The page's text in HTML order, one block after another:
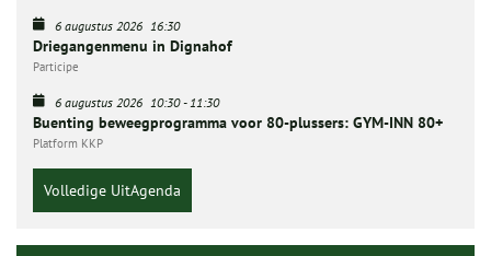
6 augustus 2026 16:30
Driegangenmenu in Dignahof
Participe
6 augustus 2026 10:30-11:30
Buenting beweegprogramma voor 80-plussers: GYM-INN 80+
Platform KKP
Volledige UitAgenda